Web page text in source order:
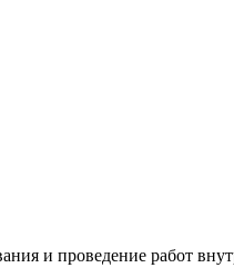
и проведение работ